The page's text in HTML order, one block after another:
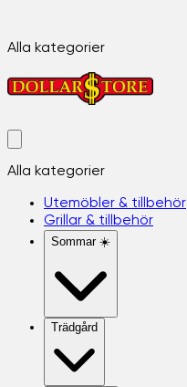
Alla kategorier
Alla kategorier
Utemöbler & tillbehör
Grillar & tillbehör
Sommar ☀️
Trädgård